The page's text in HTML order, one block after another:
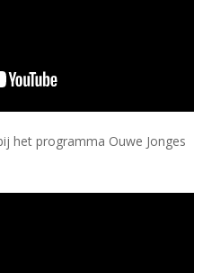
het programma Ouwe Jonges